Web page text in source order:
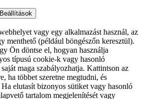
Beállítások
vagy egy alkalmazást használ, az
menthető (például böngészőn keresztül).
Ön döntse el, hogyan használja
típusú cookie-k vagy hasonló
maga szabályozhatja. Kattintson az
ha többet szeretne megtudni, és
elutasít bizonyos sütiket vagy hasonló
tartalom megjelenítését vagy